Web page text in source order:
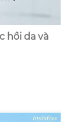
hồi da và